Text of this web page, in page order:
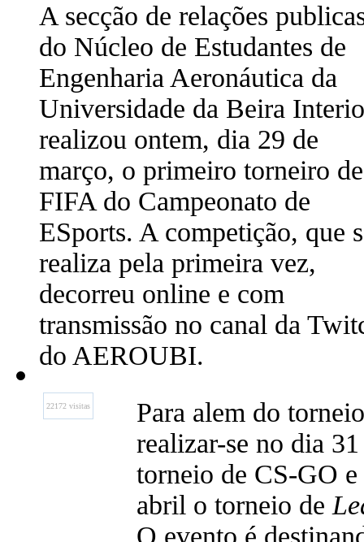
A secção de relações
do Núcleo de Estudantes de
Engenharia Aeronáutica da
Universidade da Beira
realizou ontem, dia 29 de
março, o primeiro torneiro de
FIFA do Campeonato de
ESports. A competição, que
realiza pela primeira vez,
decorreu online e com
transmissão no canal da
do AEROUBI.
22172 visitas
Para alem do
realizar-se no dia
torneio de CS-GO
abril o torneio de
O evento é